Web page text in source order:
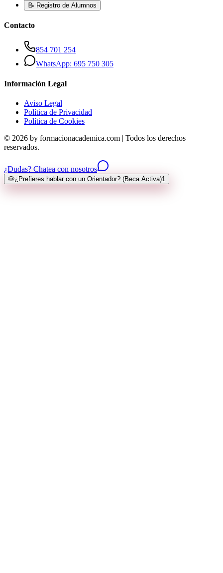
📝 Registro de Alumnos
Contacto
854 701 254
WhatsApp: 695 750 305
Información Legal
Aviso Legal
Política de Privacidad
Política de Cookies
© 2026 by formacionacademica.com | Todos los derechos
reservados.
¿Dudas? Chatea con nosotros
🐶¿Prefieres hablar con un Orientador? (Beca Activa)1